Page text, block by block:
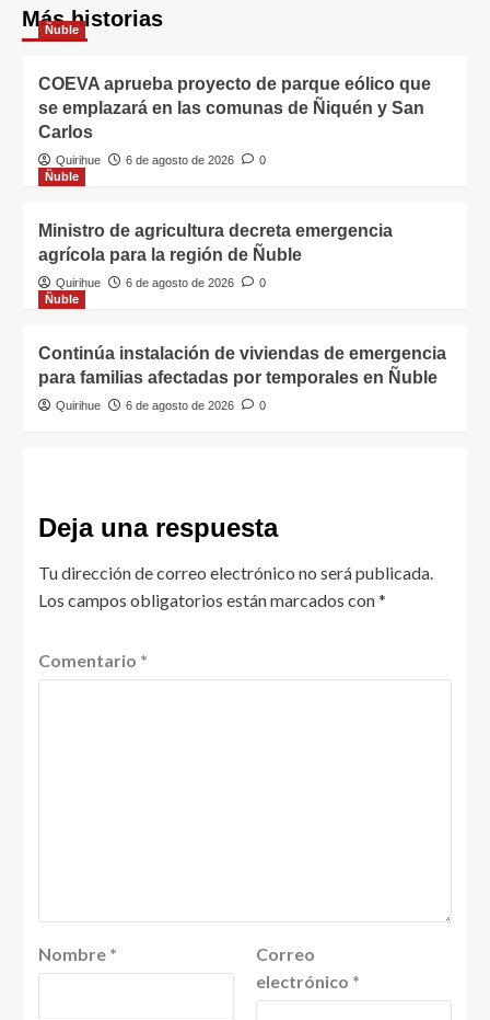
Más historias
Ñuble
COEVA aprueba proyecto de parque eólico que
se emplazará en las comunas de Ñiquén y San
Carlos
Quirihue 6 de agosto de 2026
0
Ñuble
Ministro de agricultura decreta emergencia
agrícola para la región de Ñuble
Quirihue 6 de agosto de 2026
0
Ñuble
Continúa instalación de viviendas de emergencia
para familias afectadas por temporales en Ñuble
Quirihue 6 de agosto de 2026 0
Deja una respuesta
Tu dirección de correo electrónico no será publicada.
Los campos obligatorios están marcados con*
Comentario *
Nombre *
Correo
electrónico *